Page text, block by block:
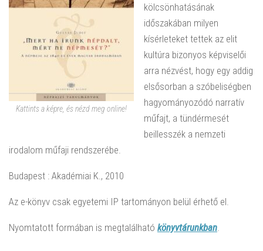
Kattints a képre, és nézd meg online!
kölcsönhatásának
időszakában milyen
kísérleteket tettek az elit
kultúra bizonyos képviselői
arra nézvést, hogy egy addig
elsősorban a szóbeliségben
hagyományozódó narratív
műfajt, a tündérmesét
beillesszék a nemzeti
irodalom műfaji rendszerébe.
Budapest : Akadémiai K., 2010
Az e-könyv csak egyetemi IP tartományon belül érhető el.
Nyomtatott formában is megtalálható könyvtárunkban